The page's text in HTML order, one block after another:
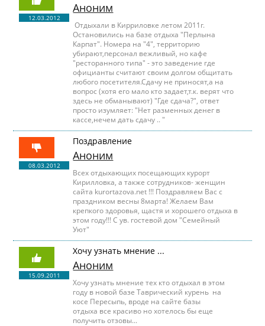
12.03.2012
Аноним
Отдыхали в Кирриловке летом 2011г.
Остановились на базе отдыха "Перлына
Карпат". Номера на "4", территорию
убирают,персонал вежливый, но кафе
"ресторанного типа" - это заведение где
официанты считают своим долгом общитать
любого посетителя.Сдачу не приносят,а на
вопрос (хотя его мало кто задает,т.к. верят что
здесь не обманывают) "Где сдача?", ответ
просто изумляет: "Нет разменных денег в
кассе,нечем дать сдачу .. "
08.03.2012
Поздравление
Аноним
Всех отдыхающих посещающих курорт
Кирилловка, а также сотрудников- женщин
сайта kurortazova.net !!! Поздравляем Вас с
праздником весны 8марта! Желаем Вам
крепкого здоровья, щастя и хорошего отдыха в
этом году!!! C ув. гостевой дом "Семейный
Уют"
15.09.2011
Хочу узнать мнение ...
Аноним
Хочу узнать мнение тех кто отдыхал в этом
году в новой базе Таврический курень на
косе Пересыпь, вроде на сайте базы
отдыха все красиво но хотелось бы еще
получить отзовы...